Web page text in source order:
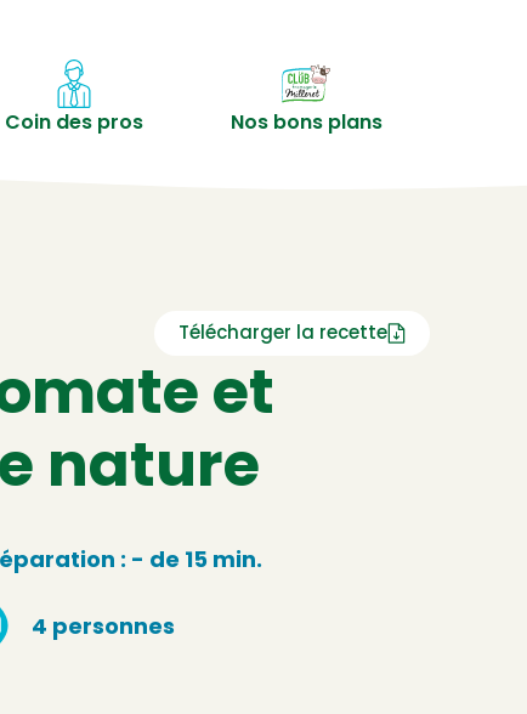
Coin des pros Nos bons plans
Télécharger la recette
et
nature
: - de 15 min.
4 personnes